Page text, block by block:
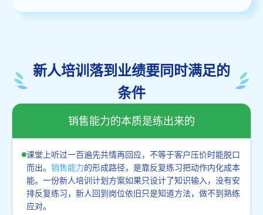
新人培训落到业绩要同时满足的
条件
销售能力的本质是练出来的
课堂上听过一百遍先共情再回应，不等于客户压价时能脱口
而出。 销售能力的形成路径，是靠反复练习把动作内化成本
能。一份新人培训计划方案如果只设计了知识输入，没有安
排反复练习，新人回到岗位依旧只是知道方法，做不到熟练
应对。